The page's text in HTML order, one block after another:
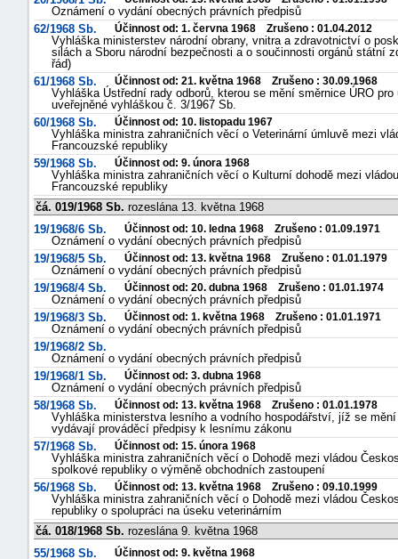
Oznámení o vydání obecných právních předpisů
62/1968 Sb.
Účinnost od: 1. června 1968 Zrušeno : 01.04.2012
Vyhláška ministerstev národní obrany, vnitra a zdravotnictví o
silách a Sboru národní bezpečnosti a o součinnosti orgánů státní
řád)
61/1968 Sb.
Účinnost od: 21. května 1968 Zrušeno : 30.09.1968
Vyhláška Ústřední rady odborů, kterou se mění směrnice ÚRO
uveřejněné vyhláškou č. 3/1967 Sb.
60/1968 Sb.
Účinnost od: 10. listopadu 1967
Vyhláška ministra zahraničních věcí o Veterinární úmluvě mezi
Francouzské republiky
59/1968 Sb.
Účinnost od: 9. února 1968
Vyhláška ministra zahraničních věcí o Kulturní dohodě mezi
Francouzské republiky
čá. 019/1968 Sb. rozeslána 13. května 1968
19/1968/6 Sb.
Účinnost od: 10. ledna 1968 Zrušeno : 01.09.1971
Oznámení o vydání obecných právních předpisů
19/1968/5 Sb.
Účinnost od: 13. května 1968 Zrušeno : 01.01.1979
Oznámení o vydání obecných právních předpisů
19/1968/4 Sb.
Účinnost od: 20. dubna 1968 Zrušeno : 01.01.1974
Oznámení o vydání obecných právních předpisů
19/1968/3 Sb.
Účinnost od: 1. května 1968 Zrušeno : 01.01.1971
Oznámení o vydání obecných právních předpisů
19/1968/2 Sb.
Oznámení o vydání obecných právních předpisů
19/1968/1 Sb.
Účinnost od: 3. dubna 1968
Oznámení o vydání obecných právních předpisů
58/1968 Sb.
Účinnost od: 13. května 1968 Zrušeno : 01.01.1978
Vyhláška ministerstva lesního a vodního hospodářství, jíž se
vydávají prováděcí předpisy k lesnímu zákonu
57/1968 Sb.
Účinnost od: 15. února 1968
Vyhláška ministra zahraničních věcí o Dohodě mezi vládou
spolkové republiky o výměně obchodních zastoupení
56/1968 Sb.
Účinnost od: 13. května 1968 Zrušeno : 09.10.1999
Vyhláška ministra zahraničních věcí o Dohodě mezi vládou
republiky o spolupráci na úseku veterinárním
čá. 018/1968 Sb. rozeslána 9. května 1968
55/1968 Sb.
Účinnost od: 9. května 1968